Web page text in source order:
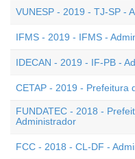
VUNESP - 2019 - TJ-SP -
IFMS - 2019 - IFMS -
IDECAN - 2019 - IF-PB -
CETAP - 2019 - Prefeitura
FUNDATEC - 2018 -
Administrador
FCC - 2018 - CL-DF -